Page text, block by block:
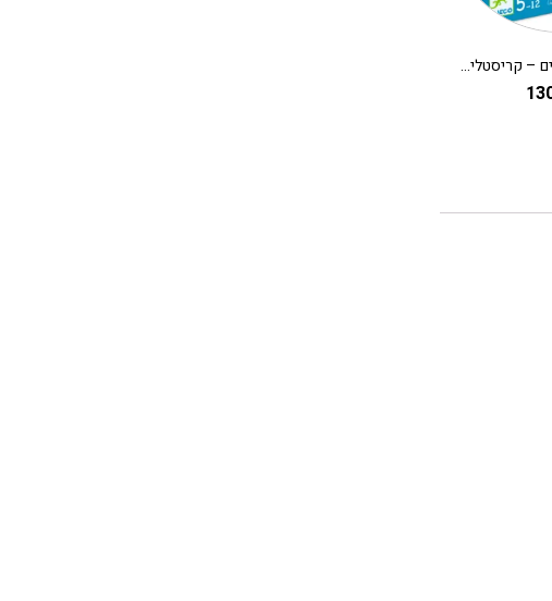
משחק קופסא לילדים – קריסטלים בחלל